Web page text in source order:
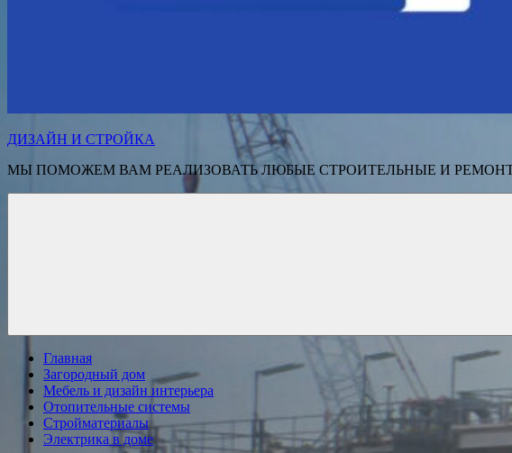
ДИЗАЙН И СТРОЙКА
МЫ ПОМОЖЕМ ВАМ РЕАЛИЗОВАТЬ ЛЮБЫЕ СТРОИТЕЛЬНЫЕ И
Главная
Загородный дом
Мебель и дизайн интерьера
Отопительные системы
Стройматериалы
Электрика в доме